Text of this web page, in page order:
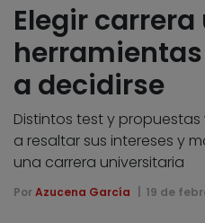
Elegir
a decidirse
Distintos test y
a resaltar sus intereses y
una carrera universitaria
Por Azucena García 19 de